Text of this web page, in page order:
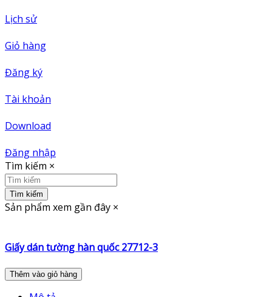
Lịch sử
Giỏ hàng
Đăng ký
Tài khoản
Download
Đăng nhập
Tìm kiếm ×
Tìm kiếm
Sản phẩm xem gần đây ×
Giấy dán tường hàn quốc 27712-3
Thêm vào giỏ hàng